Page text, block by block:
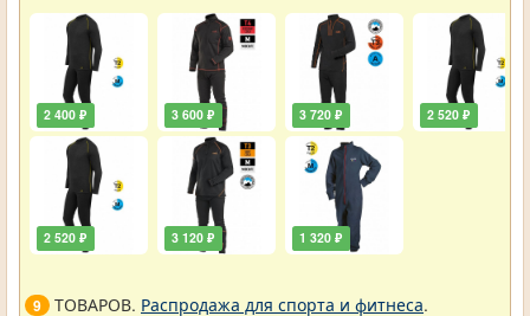
2 400 ₽
2 520 ₽
3 600 ₽
3 120 ₽
3 720 ₽
1 320 ₽
2 520 ₽
9 ТОВАРОВ. Распродажа для спорта и фитнеса.